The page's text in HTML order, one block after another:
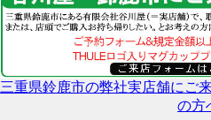
三重県鈴鹿市の弊社実店舗にご
の方